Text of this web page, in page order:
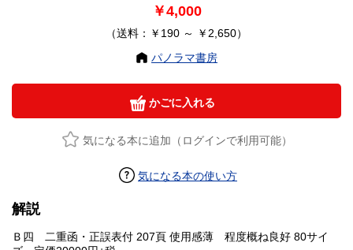
￥4,000
（送料：￥190 ～ ￥2,650）
パノラマ書房
かごに入れる
気になる本に追加（ログインで利用可能）
気になる本の使い方
解説
Ｂ四 二重函・正誤表付 207頁 使用感薄 程度概ね良好 80サイ